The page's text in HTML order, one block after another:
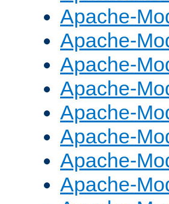
Apache-
Apache-
Apache-
Apache-
Apache-
Apache-
Apache-
Apache-